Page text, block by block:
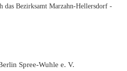
das Bezirksamt Marzahn-Hellersdorf -